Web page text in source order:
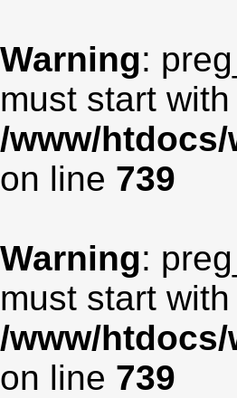
Warning:
must start
/www/
on line 739
Warning:
must start
/www/
on line 739